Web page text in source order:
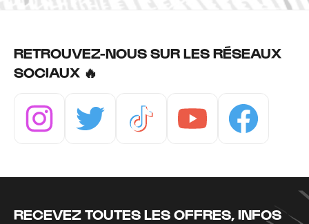
RETROUVEZ-NOUS SUR LES RÉSEAUX
SOCIAUX 🔥
RECEVEZ TOUTES LES OFFRES, INFOS